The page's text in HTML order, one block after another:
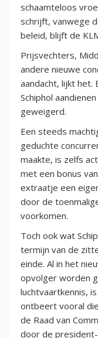
schaamteloos
schrijft, vanwege
beleid, blijft de
Prijsvechters,
andere nieuwe
aandacht, lijkt het.
Schiphol
geweigerd.
Een steeds
geduchte
maakte, is zelfs
met een bonus
extraatje een
door de
voorkomen.
Toch ook wat
termijn van de
einde. Al in het
opvolger worden
luchtvaartkennis,
ontbeert vooral
de Raad van
door de